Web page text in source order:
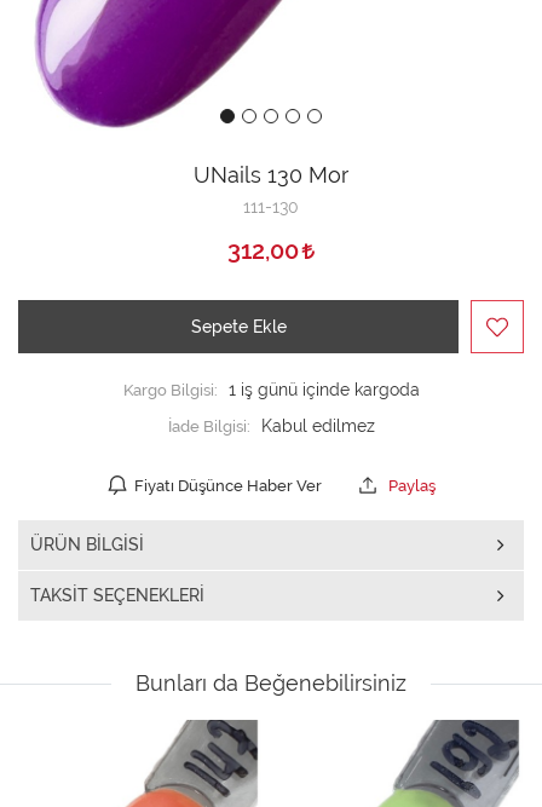
UNails 130 Mor
111-130
312,00
Sepete Ekle
Kargo Bilgisi:
1 iş günü içinde kargoda
İade Bilgisi:
Fiyatı Düşünce Haber Ver Paylaş
ÜRÜN BILGISI
TAKSIT SEÇENEKLERI
Bunları da Beğenebilirsiniz